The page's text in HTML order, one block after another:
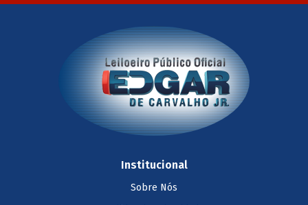
Institucional
Sobre Nós